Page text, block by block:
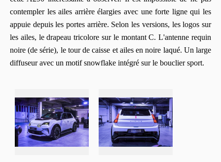
contempler les ailes arrière élargies avec une forte ligne qui les
appuie depuis les portes arrière. Selon les versions, les logos sur
les ailes, le drapeau tricolore sur le montant C. L'antenne requin
noire (de série), le tour de caisse et ailes en noire laqué. Un large
diffuseur avec un motif snowflake intégré sur le bouclier sport.